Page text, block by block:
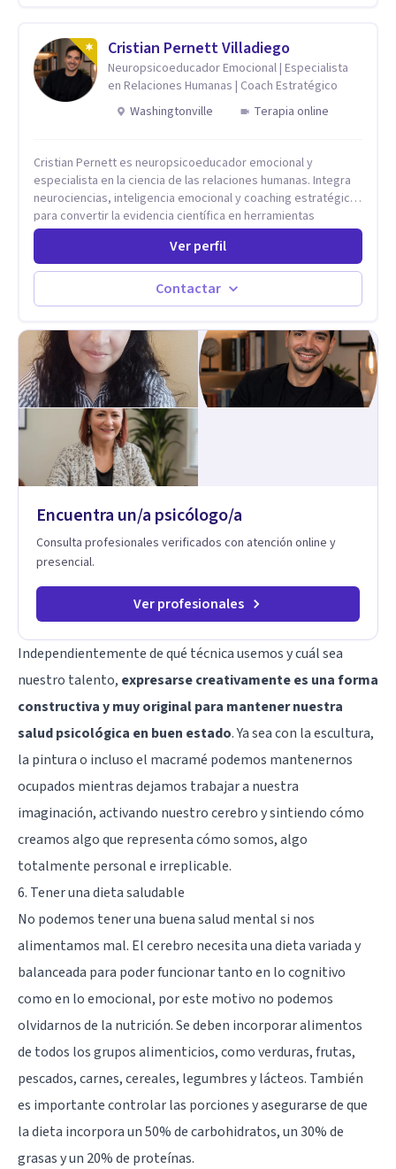
Adolescentes y AdultosCristian Pernett Villadiego
Neuropsicoeducador Emocional | Especialista
en Relaciones Humanas | Coach Estratégico
Washingtonville
Terapia online
Cristian Pernett es neuropsicoeducador emocional y
especialista en la ciencia de las relaciones humanas. Integra
neurociencias, inteligencia emocional y coaching estratégico
para convertir la evidencia científica en herramientas
prácticas que mejoran la forma en que las personas viven,
aman, lideran y se comunican. Con más de 20 años de
experiencia, acompaña a personas, parejas y líderes en
procesos de desarrollo personal y profesional. Su trabajo se
centra en la regulación emocional, las relaciones de pareja, la
metodología combina psicología contemporánea,
neurociencias y estrategias de cambio basadas en evidencia
para fortalecer la autoestima, desarrollar habilidades
socioemocionales y promover cambios sostenibles. Como
divulgador científico, acerca la psicología y las neurociencias
a la vida cotidiana mediante contenidos claros, rigurosos y
aplicables, con el propósito de impulsar un bienestar integral.
Ver perfil
Contactar
Encuentra un/a psicólogo/a
Consulta profesionales verificados con atención online y
presencial.
Ver profesionales
Independientemente de qué técnica usemos y cuál sea
nuestro talento, expresarse creativamente es una forma
constructiva y muy original para mantener nuestra
salud psicológica en buen estado. Ya sea con la escultura,
la pintura o incluso el macramé podemos mantenernos
ocupados mientras dejamos trabajar a nuestra
imaginación, activando nuestro cerebro y sintiendo cómo
creamos algo que representa cómo somos, algo
totalmente personal e irreplicable.
6. Tener una dieta saludable
No podemos tener una buena salud mental si nos
alimentamos mal. El cerebro necesita una dieta variada y
balanceada para poder funcionar tanto en lo cognitivo
como en lo emocional, por este motivo no podemos
olvidarnos de la nutrición. Se deben incorporar alimentos
de todos los grupos alimenticios, como verduras, frutas,
pescados, carnes, cereales, legumbres y lácteos. También
es importante controlar las porciones y asegurarse de que
la dieta incorpora un 50% de carbohidratos, un 30% de
grasas y un 20% de proteínas.